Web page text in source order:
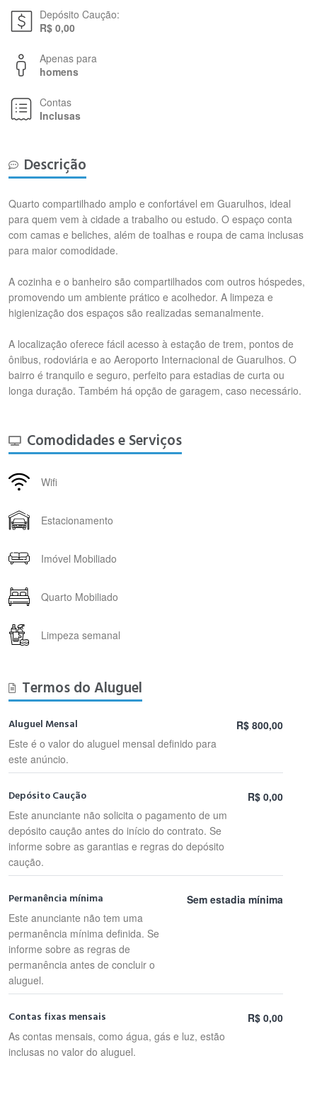
Depósito Caução:
R$ 0,00
Apenas para
homens
Contas
Inclusas
Descrição
Quarto compartilhado amplo e confortável em Guarulhos, ideal
para quem vem à cidade a trabalho ou estudo. O espaço conta
com camas e beliches, além de toalhas e roupa de cama inclusas
para maior comodidade.
A cozinha e o banheiro são compartilhados com outros hóspedes,
promovendo um ambiente prático e acolhedor. A limpeza e
higienização dos espaços são realizadas semanalmente.
A localização oferece fácil acesso à estação de trem, pontos de
ônibus, rodoviária e ao Aeroporto Internacional de Guarulhos. O
bairro é tranquilo e seguro, perfeito para estadias de curta ou
longa duração. Também há opção de garagem, caso necessário.
Comodidades e Serviços
Wifi
Estacionamento
Imóvel Mobiliado
Quarto Mobiliado
Limpeza semanal
Termos do Aluguel
Aluguel Mensal
Este é o valor do aluguel mensal definido para
este anúncio.
R$ 800,00
Depósito Caução
Este anunciante não solicita o pagamento de um
depósito caução antes do início do contrato. Se
informe sobre as garantias e regras do depósito
caução.
R$ 0,00
Permanência mínima
Este anunciante não tem uma
permanência mínima definida. Se
informe sobre as regras de
permanência antes de concluir o
aluguel.
Sem estadia mínima
Contas fixas mensais
As contas mensais, como água, gás e luz, estão
inclusas no valor do aluguel.
R$ 0,00